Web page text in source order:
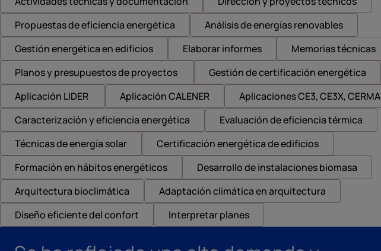
Propuestas de eficiencia energética
Análisis de energías renovables
Gestión energética en edificios
Elaborar informes
Memorias técnicas
Planos y presupuestos de proyectos
Gestión de certificación energética
Aplicación LIDER
Aplicación CALENER
Aplicaciones CE3, CE3X, CERMA
Caracterización y eficiencia energética
Evaluación de eficiencia térmica
Técnicas de energía solar
Certificación energética de edificios
Formación en hábitos energéticos
Desarrollo de instalaciones biomasa
Arquitectura bioclimática
Adaptación climática en arquitectura
Diseño eficiente del confort
Interpretar planes